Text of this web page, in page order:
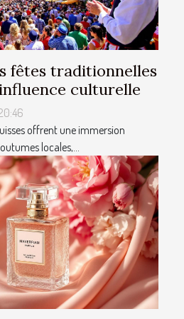
fêtes traditionnelles
culturelle
offrent une immersion
locales,...